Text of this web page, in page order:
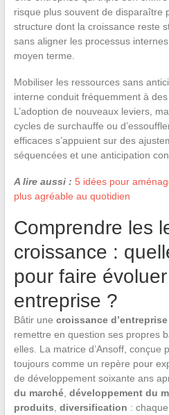
risque plus souvent de disparaître
structure dont la croissance reste
sans aligner les processus
moyen terme.
Mobiliser les ressources sans
interne conduit fréquemment à des
L’adoption de nouveaux leviers,
cycles de surchauffe ou
efficaces s’appuient sur des
séquencées et une anticipation
A lire aussi : 5 idées pour
plus agréable au quotidien
Comprendre les
croissance :
pour faire
entreprise ?
Bâtir une croissance d’entreprise
remettre en question ses propres
elles. La matrice d’Ansoff, conçue
toujours comme un repère pour
de développement soixante ans
du marché, développement du
produits diversification :